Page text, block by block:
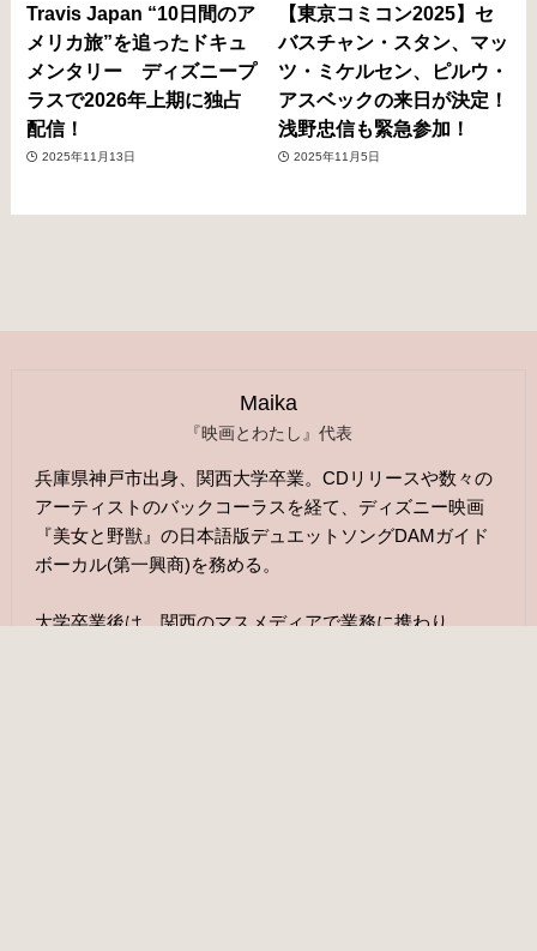
Travis Japan “10日間のア
メリカ旅”を追ったドキュ
メンタリー ディズニープ
ラスで2026年上期に独占
配信！
2025年11月13日
【東京コミコン2025】セ
バスチャン・スタン、マッ
ツ・ミケルセン、ピルウ・
アスベックの来日が決定！
浅野忠信も緊急参加！
2025年11月5日
Maika
『映画とわたし』代表
兵庫県神戸市出身、関西大学卒業。CDリリースや数々の
アーティストのバックコーラスを経て、ディズニー映画
『美女と野獣』の日本語版デュエットソングDAMガイド
ボーカル(第一興商)を務める。
大学卒業後は、関西のマスメディアで業務に携わり、